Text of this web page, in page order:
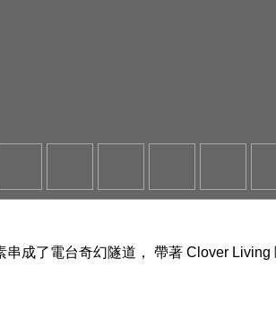
成了電台奇幻隧道， 帶著 Clover